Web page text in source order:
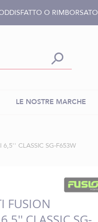
O RIMBORSATO
LE NOSTRE MARCHE
6,5'' CLASSIC SG-F653W
FUSION